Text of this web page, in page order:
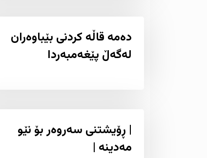
دەمە قاڵە کردنی بێباوەران
لەگەڵ پێغەمبەردا
| ڕۆیشتنی سەروەر بۆ نێو
مەدینە |